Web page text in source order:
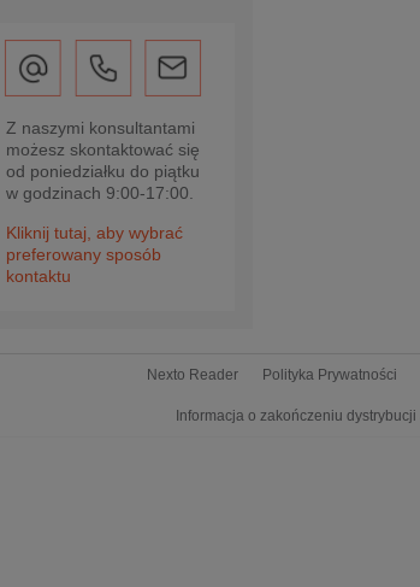
Z naszymi konsultantami
możesz skontaktować się
od poniedziałku do piątku
w godzinach 9:00-17:00.
Kliknij tutaj, aby wybrać
preferowany sposób
kontaktu
Nexto Reader Polityka Prywatności
Informacja o zakończeniu